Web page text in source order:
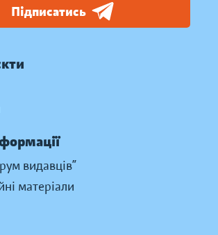
Підписатись
видавців”
матеріали